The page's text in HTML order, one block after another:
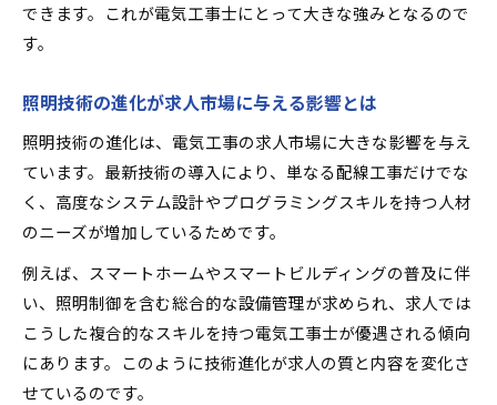
無資格から転職に成功するための求人選び
独立・転職で掴む電気工事キャリアの可能性
電気工事求人で独立を目指すキャリア設計法
照明技術を活かした転職・独立の成功パターン
電気工事士が独立で年収アップを実現するコツ
照明分野で独立を成功させるための準備とは
できます。これが電気工事士にとって大きな強みとなるので
す。
照明技術の進化が求人市場に与える影響とは
照明技術の進化は、電気工事の求人市場に大きな影響を与え
ています。最新技術の導入により、単なる配線工事だけでな
く、高度なシステム設計やプログラミングスキルを持つ人材
のニーズが増加しているためです。
例えば、スマートホームやスマートビルディングの普及に伴
い、照明制御を含む総合的な設備管理が求められ、求人では
こうした複合的なスキルを持つ電気工事士が優遇される傾向
にあります。このように技術進化が求人の質と内容を変化さ
せているのです。